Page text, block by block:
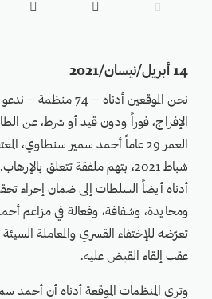
نحن الموقعين أدناه – 74 منظمة
الإفراج، فوراً ودون قيد أو شرط، عن الطالب
شباط 2021، بتهم ملفقة تتعلق
أدناه أيضاً السلطات إلى ضمان إجراء
ومحايدة، وشفافة، وفعالة في مزاعم
تعرّضه للإختفاء القسري والمعاملة السيئة
عقب إلقاء القبض عليه.
وترى المنظمات الموقعة أدناه أن أحمد